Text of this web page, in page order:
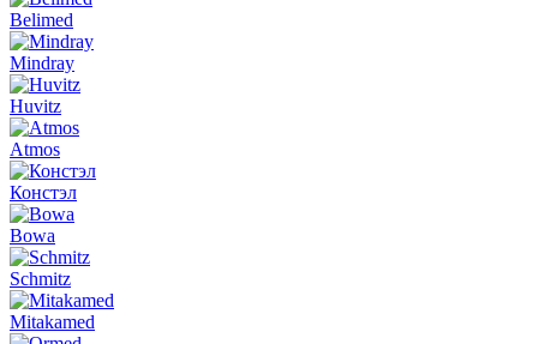
Belimed
Mindray
Huvitz
Atmos
Констэл
Bowa
Schmitz
Mitakamed